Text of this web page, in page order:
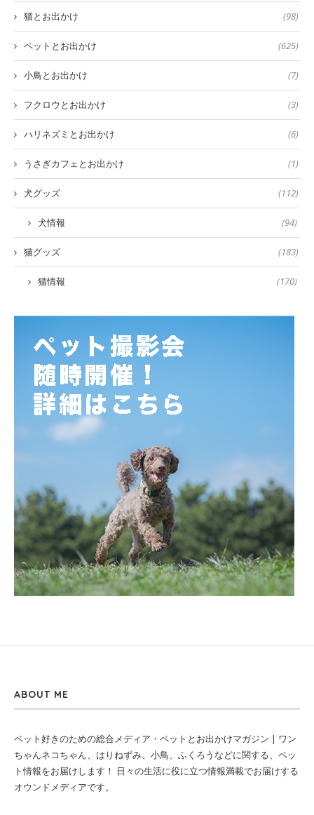
猫とお出かけ (98)
ペットとお出かけ (625)
小鳥とお出かけ (7)
フクロウとお出かけ (3)
ハリネズミとお出かけ (6)
うさぎカフェとお出かけ (1)
犬グッズ (112)
犬情報 (94)
猫グッズ (183)
猫情報 (170)
ABOUT ME
ペット好きのための総合メディア・ペットとお出かけマガジン | ワン
ちゃんネコちゃん、はりねずみ、小鳥、ふくろうなどに関する、ペッ
ト情報をお届けします！ 日々の生活に役に立つ情報満載でお届けする
オウンドメディアです。